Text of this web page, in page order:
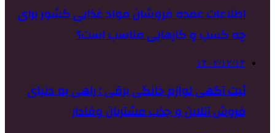
اطلاعات عمده فروشان مواد غذایی کشور برای
چه کسب و کارهایی مناسب است؟
۱۴۰۲/۱۲/۱۴
ثبت آگهی لوازم خانگی برقی : راهی به دنیای
فروش آنلاین و جذب مشتریان وفادار